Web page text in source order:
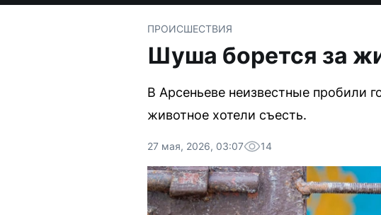
ПРОИСШЕСТВИЯ
Шуша борется за
В Арсеньеве неизвестные пробили
животное хотели съесть.
27 мая, 2026, 03:07 14